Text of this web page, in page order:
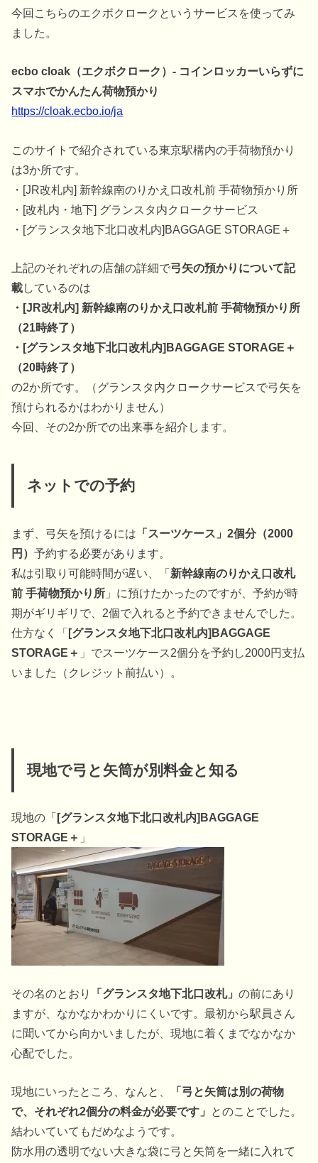
今回こちらのエクボクロークというサービスを使ってみ
ました。
ecbo cloak（エクボクローク）- コインロッカーいらずに
スマホでかんたん荷物預かり
https://cloak.ecbo.io/ja
このサイトで紹介されている東京駅構内の手荷物預かり
は3か所です。
・[JR改札内] 新幹線南のりかえ口改札前 手荷物預かり所
・[改札内・地下] グランスタ内クロークサービス
・[グランスタ地下北口改札内]BAGGAGE STORAGE＋
上記のそれぞれの店舗の詳細で弓矢の預かりについて記
載しているのは
・[JR改札内] 新幹線南のりかえ口改札前 手荷物預かり所
（21時終了）
・[グランスタ地下北口改札内]BAGGAGE STORAGE＋
（20時終了）
の2か所です。（グランスタ内クロークサービスで弓矢を
預けられるかはわかりません）
今回、その2か所での出来事を紹介します。
ネットでの予約
まず、弓矢を預けるには 「スーツケース」2個分（2000
円）予約する必要があります。
私は引取り可能時間が遅い、「新幹線南のりかえ口改札
前 手荷物預かり所 」に預けたかったのですが、予約が時
期がギリギリで、2個で入れると予約できませんでした。
仕方なく「[グランスタ地下北口改札内]BAGGAGE
STORAGE＋ 」でスーツケース2個分を予約し2000円支払
いました（クレジット前払い）。
現地で弓と矢筒が別料金と知る
現地の「[グランスタ地下北口改札内]BAGGAGE
STORAGE＋ 」
その名のとおり 「グランスタ地下北口改札」の前にあり
ますが、なかなかわかりにくいです。最初から駅員さん
に聞いてから向かいましたが、現地に着くまでなかなか
心配でした。
現地にいったところ、なんと、
「弓と矢筒は別の荷物
で、それぞれ2個分の料金が必要です」 とのことでした。
結わいていてもだめなようです。
防水用の透明でない大きな袋に弓と矢筒を一緒に入れて